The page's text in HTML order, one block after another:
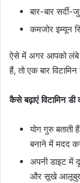
बार-बार
कमजोर इम्यून
ऐसे में अगर आपको लंबे
हैं, तो एक बार
कैसे बढ़ाएं विटामिन
योग गुरु बताती
बनाने में मदद
अपनी डाइट में
और सूखे